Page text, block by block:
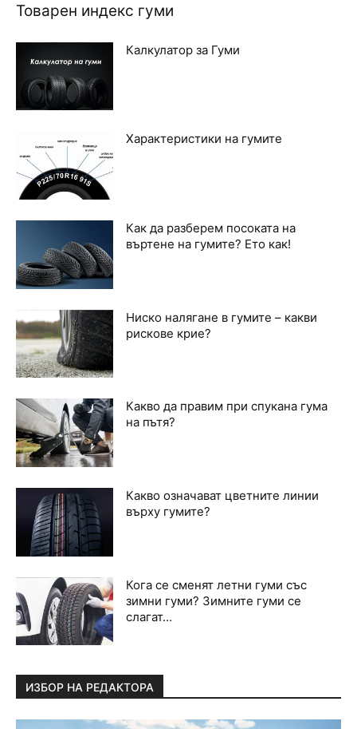
Товарен индекс гуми
Калкулатор за Гуми
Характеристики на гумите
Как да разберем посоката на
въртене на гумите? Ето как!
Ниско налягане в гумите – какви
рискове крие?
Какво да правим при спукана гума
на пътя?
Какво означават цветните линии
върху гумите?
Кога се сменят летни гуми със
зимни гуми? Зимните гуми се
слагат…
ИЗБОР НА РЕДАКТОРА